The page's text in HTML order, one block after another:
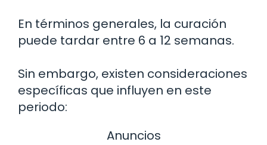
En términos generales, la curación
puede tardar entre 6 a 12 semanas.
Sin embargo, existen consideraciones
específicas que influyen en este
periodo:
Anuncios